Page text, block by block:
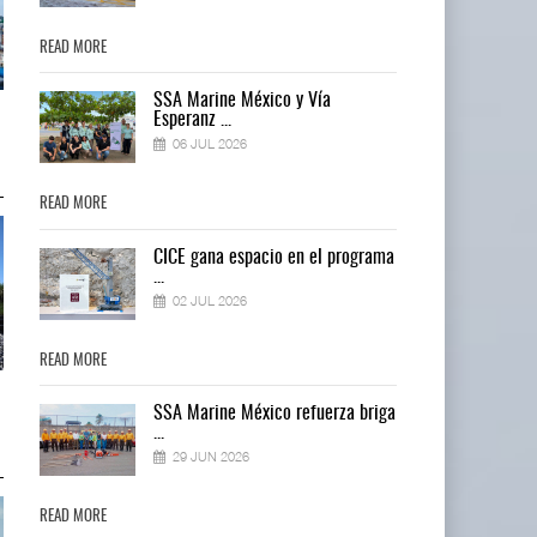
IT-ANÁLISIS: Puerto Lázaro
Cárdenas incorpora ...
06 AGO 2026
telecomunicaciones p ...
06 AGO 2026
telecomunicaciones p ...
READ MORE
SSA Marine México y Vía
Esperanz ...
06 JUL 2026
READ MORE
CICE gana espacio en el programa
02 JUL 2026
READ MORE
SSA Marine México refuerza briga
...
29 JUN 2026
READ MORE